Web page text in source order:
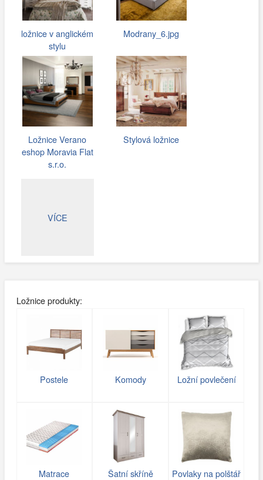
ložnice v anglickém
stylu
Modrany_6.jpg
Ložnice Verano
eshop Moravia Flat
s.r.o.
Stylová ložnice
VÍCE
Ložnice produkty:
Postele Komody Ložní povlečení
Matrace Šatní skříně Povlaky na polštář